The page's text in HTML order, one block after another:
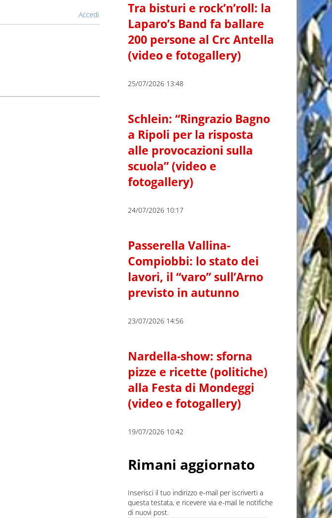
Accedi
Tra bisturi e rock’n’roll: la
Laparo’s Band fa ballare
200 persone al Crc Antella
(video e fotogallery)
25/07/2026 13:48
Schlein: “Ringrazio Bagno
a Ripoli per la risposta
alle provocazioni sulla
scuola” (video e
fotogallery)
24/07/2026 10:17
Passerella Vallina-
Compiobbi: lo stato dei
lavori, il “varo” sull’Arno
previsto in autunno
23/07/2026 14:56
Nardella-show: sforna
pizze e ricette (politiche)
alla Festa di Mondeggi
(video e fotogallery)
19/07/2026 10:42
Rimani aggiornato
Inserisci il tuo indirizzo e-mail per iscriverti a
questa testata, e ricevere via e-mail le notifiche
di nuovi post.